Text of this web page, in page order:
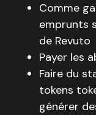
Comme
emprunts
de Revuto
Payer les
Faire du
tokens
générer